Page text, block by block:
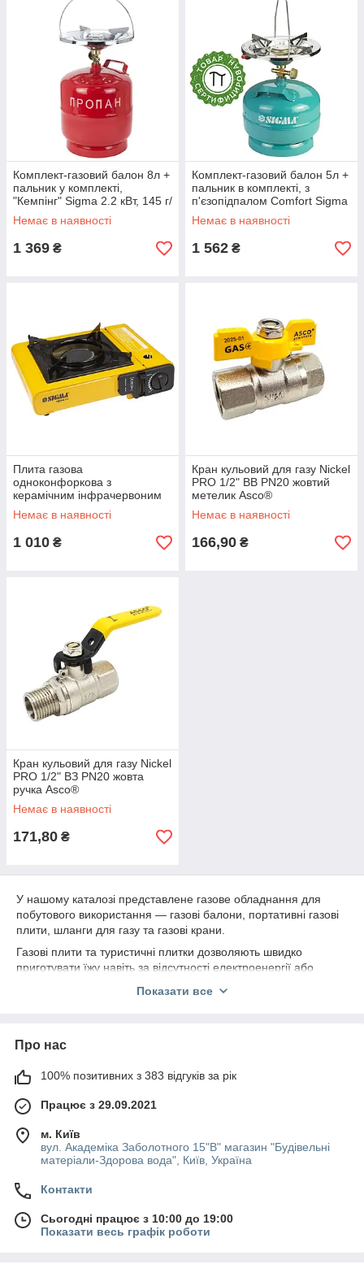
Комплект-газовий балон 8л +
пальник у комплекті,
"Кемпінг" Sigma 2.2 кВт, 145 г/
год (2903221)
Немає в наявності
1 369 ₴
Комплект-газовий балон 5л +
пальник в комплекті, з
п'єзопідпалом Comfort Sigma
2.2 кВт, 145 г/год (2903111)
Немає в наявності
1 562 ₴
Плита газова
одноконфоркова з
керамічним інфрачервоним
пальником, п'єзопідпалом та
адаптером (кейс) SIGMA
Немає в наявності
1 010 ₴
Кран кульовий для газу Nickel
PRO 1/2" ВВ PN20 жовтий
метелик Asco®
Немає в наявності
166,90 ₴
Кран кульовий для газу Nickel
PRO 1/2" ВЗ PN20 жовта
ручка Asco®
Немає в наявності
171,80 ₴
У нашому каталозі представлене газове обладнання для
побутового використання — газові балони, портативні газові
плити, шланги для газу та газові крани.
Газові плити та туристичні плитки дозволяють швидко
приготувати їжу навіть за відсутності електроенергії або
використовуються як джерело палива для плит та інших
шланги для газу та газові крани, які забезпечують надійну та
У нашому магазині можна
плит та газових балонів
Показати все
Про нас
100% позитивних з 383 відгуків за рік
Працює з 29.09.2021
м. Київ
вул. Академіка Заболотного 15"В" магазин "Будівельні
матеріали-Здорова вода", Київ, Україна
Контакти
Сьогодні працює з 10:00 до 19:00
Показати весь графік роботи